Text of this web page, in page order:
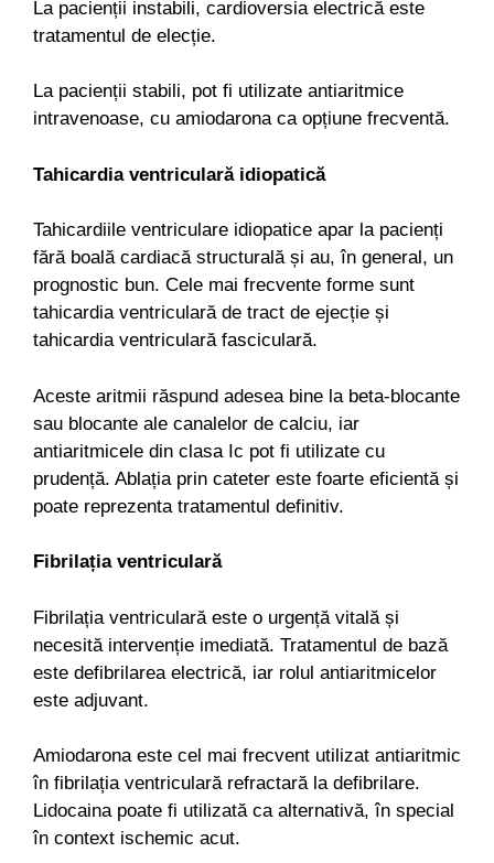
La pacienții instabili, cardioversia electrică este
tratamentul de elecție.
La pacienții stabili, pot fi utilizate antiaritmice
intravenoase, cu amiodarona ca opțiune frecventă.
Tahicardia ventriculară idiopatică
Tahicardiile ventriculare idiopatice apar la pacienți
fără boală cardiacă structurală și au, în general, un
prognostic bun. Cele mai frecvente forme sunt
tahicardia ventriculară de tract de ejecție și
tahicardia ventriculară fasciculară.
Aceste aritmii răspund adesea bine la beta-blocante
sau blocante ale canalelor de calciu, iar
antiaritmicele din clasa Ic pot fi utilizate cu
prudență. Ablația prin cateter este foarte eficientă și
poate reprezenta tratamentul definitiv.
Fibrilația ventriculară
Fibrilația ventriculară este o urgență vitală și
necesită intervenție imediată. Tratamentul de bază
este defibrilarea electrică, iar rolul antiaritmicelor
este adjuvant.
Amiodarona este cel mai frecvent utilizat antiaritmic
în fibrilația ventriculară refractară la defibrilare.
Lidocaina poate fi utilizată ca alternativă, în special
în context ischemic acut.